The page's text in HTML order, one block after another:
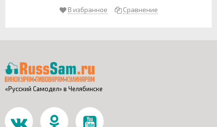
В избранное
Сравнение
«Русский Самодел» в Челябинске